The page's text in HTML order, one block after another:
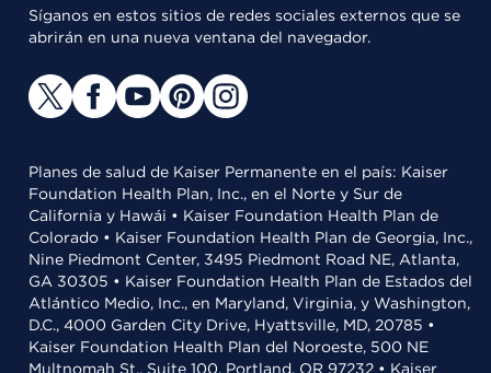
Síganos en estos sitios de redes sociales externos que se
abrirán en una nueva ventana del navegador.
Planes de salud de Kaiser Permanente en el país: Kaiser
Foundation Health Plan, Inc., en el Norte y Sur de
California y Hawái • Kaiser Foundation Health Plan de
Colorado • Kaiser Foundation Health Plan de Georgia, Inc.,
Nine Piedmont Center, 3495 Piedmont Road NE, Atlanta,
GA 30305 • Kaiser Foundation Health Plan de Estados del
Atlántico Medio, Inc., en Maryland, Virginia, y Washington,
D.C., 4000 Garden City Drive, Hyattsville, MD, 20785 •
Kaiser Foundation Health Plan del Noroeste, 500 NE
Multnomah St., Suite 100, Portland, OR 97232 • Kaiser